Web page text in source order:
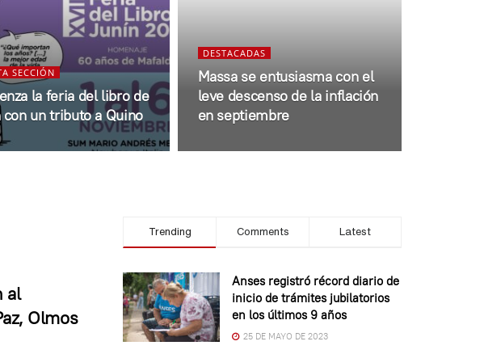
SECCIÓN
la feria del libro de
un tributo a Quino
DESTACADAS
Massa se entusiasma con el
leve descenso de la inflación
en septiembre
al
Olmos
Trending Comments Latest
Anses registró récord diario de
inicio de trámites jubilatorios
en los últimos 9 años
25 DE MAYO DE 2023